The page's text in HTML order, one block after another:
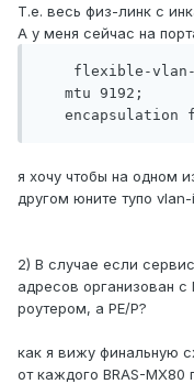
Т.е. весь физ-линк с
А у меня сейчас на
я хочу чтобы на одном
другом юните тупо vlan-
2) В случае если
адресов организован с
роутером, а PE/P?
как я вижу финальную
от каждого BRAS-